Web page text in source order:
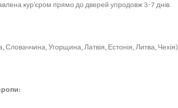
кур'єром прямо до дверей упродовж 3-7 днів.
Словаччина, Угорщина, Латвія, Естонія, Литва, Чехія)